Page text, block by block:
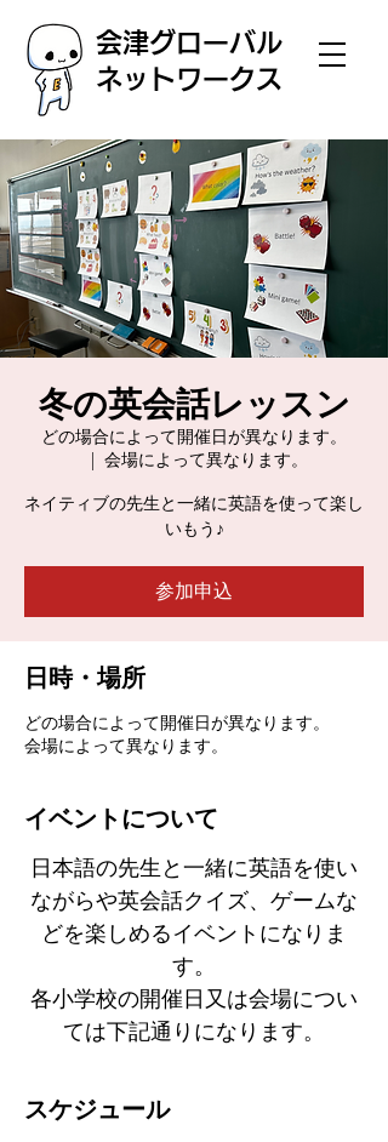
会津グローバル
ネットワークス
冬の英会話レッスン
どの場合によって開催日が異なります。
  |
会場によって異なります。
ネイティブの先生と一緒に英語を使って楽し
いもう♪
参加申込
日時・場所
どの場合によって開催日が異なります。
会場によって異なります。
イベントについて
日本語の先生と一緒に英語を使い
ながらや英会話クイズ、ゲームな
どを楽しめるイベントになりま
す。
各小学校の開催日又は会場につい
ては下記通りになります。
スケジュール